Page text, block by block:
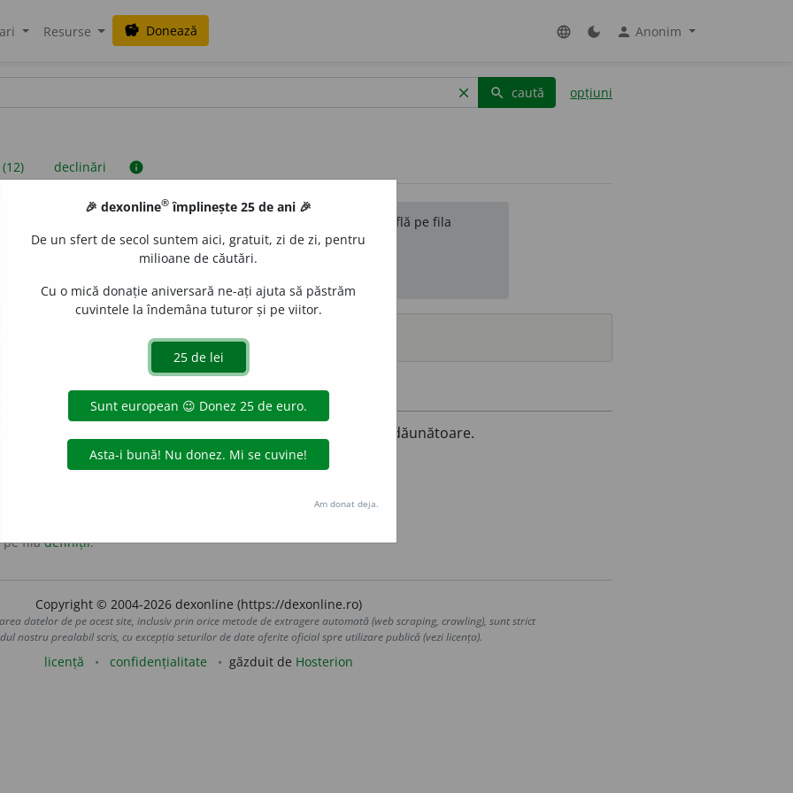
Resurse savings Donează language dark_mode person Anonim
clear search caută opțiuni
declinări info
sunt compilate de echipa dexonline. Definițiile originale se află pe fila
reordona filele pe pagina depreferințe.
surse
neutru
gust, culoare sau altă proprietate, îndepărtează insectele dăunătoare.
pe filadefiniții.
Copyright © 2004-2026 dexonline (https://dexonline.ro)
datelor de pe acest site, inclusiv prin orice metode de extragere automată (web scraping, crawling), sunt strict
nostru prealabil scris, cu excepția seturilor de date oferite oficial spre utilizare publică (vezi licența).
licență confidențialitate găzduit de Hosterion
🎉 dexonline® împlinește 25 de ani 🎉
De un sfert de secol suntem aici, gratuit, zi de zi, pentru
milioane de căutări.
Cu o mică donație aniversară ne-ați ajuta să păstrăm
cuvintele la îndemâna tuturor și pe viitor.
Am donat deja.